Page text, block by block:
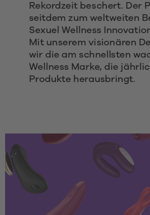
Rekordzeit beschert. Der
seitdem zum weltweiten
Sexuel Wellness
Mit unserem visionären
wir die am schnellsten
Wellness Marke, die
Produkte herausbringt.